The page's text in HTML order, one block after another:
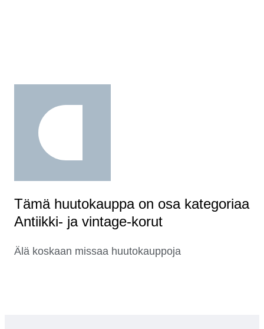
Tämä huutokauppa on osa kategoriaa
Antiikki- ja vintage-korut
Älä koskaan missaa huutokauppoja